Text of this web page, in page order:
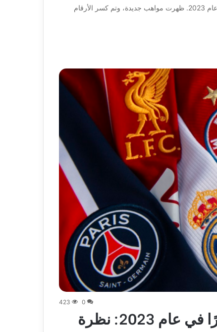
استكشف اللحظات التي لا تُنسى التي شكلت منظر كرة القدم العالمي في عام 2023. ظهرت مواهب جديدة، وتم كسر الأرقام
0
423
أفضل (10+6) أندية كرة القدم تقديرًا في عام 2023: نظرة